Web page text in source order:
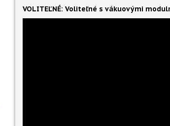
VOLITEĽNÉ: Voliteľné s vákuovými